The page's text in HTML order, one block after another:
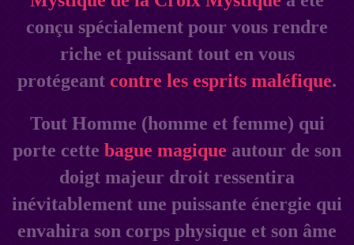
conçu spécialement pour vous rendre
riche et puissant tout en vous
protégeant contre les esprits maléfique.
Tout Homme (homme et femme) qui
porte cette bague magique autour de son
doigt majeur droit ressentira
inévitablement une puissante énergie qui
envahira son corps physique et son âme